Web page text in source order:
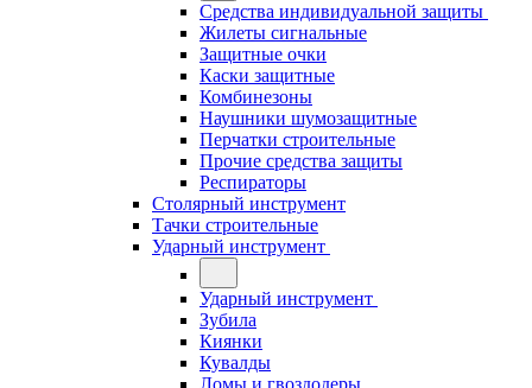
Средства индивидуальной защиты
Жилеты сигнальные
Защитные очки
Каски защитные
Комбинезоны
Наушники шумозащитные
Перчатки строительные
Прочие средства защиты
Респираторы
Столярный инструмент
Тачки строительные
Ударный инструмент
Ударный инструмент
Зубила
Киянки
Кувалды
Ломы и гвоздодеры